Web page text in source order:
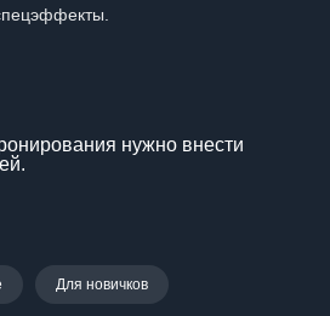
нужно внести
Для новичков